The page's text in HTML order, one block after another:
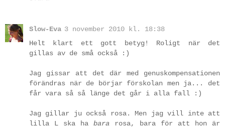
Slow-Eva 3 november 2010 kl. 18:38
Helt klart ett gott betyg! Roligt när det
gillas av de små också :)
Jag gissar att det där med genuskompensationen
förändras när de börjar förskolan men ja... det
får vara så så länge det går i alla fall :)
Jag gillar ju också rosa. Men jag vill inte att
lilla L ska ha bara rosa, bara för att hon är